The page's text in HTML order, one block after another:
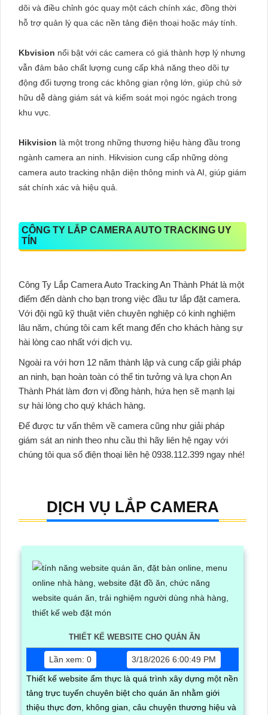
dõi và điều chỉnh góc quay một cách chính xác, đồng thời
hỗ trợ quản lý qua các nền tảng điện thoại hoặc máy tính.
Kbvision nổi bật với các camera có giá thành hợp lý nhưng
vẫn đảm bảo chất lượng cung cấp khả năng theo dõi tự
động đối tượng trong các không gian rộng lớn, giúp chủ sở
hữu dễ dàng giám sát và kiểm soát mọi ngóc ngách trong
khu vực.
Hikvision là một trong những thương hiệu hàng đầu trong
ngành camera an ninh. Hikvision cung cấp những dòng
camera auto tracking nhận diện thông minh và AI, giúp giám
sát chính xác và hiệu quả.
CÔNG TY LẮP CAMERA AUTO TRACKING UY
TÍN
Công Ty Lắp Camera Auto Tracking An Thành Phát là một
điểm đến dành cho bạn trong việc đầu tư lắp đặt camera.
Với đội ngũ kỹ thuật viên chuyên nghiệp có kinh nghiệm
lâu năm, chúng tôi cam kết mang đến cho khách hàng sự
hài lòng cao nhất với dịch vụ.
Ngoài ra với hơn 12 năm thành lập và cung cấp giải pháp
an ninh, bạn hoàn toàn có thể tin tưởng và lựa chọn An
Thành Phát làm đơn vị đồng hành, hứa hẹn sẽ mạnh lại
sự hài lòng cho quý khách hàng.
Để được tư vấn thêm về camera cũng như giải pháp
giám sát an ninh theo nhu cầu thì hãy liên hệ ngay với
chúng tôi qua số điện thoại liên hệ 0938.112.399 ngay nhé!
DỊCH VỤ LẮP CAMERA
THIẾT KẾ WEBSITE CHO QUÁN ĂN
Lần xem: 0
3/18/2026 6:00:49 PM
Thiết kế website ẩm thực là quá trình xây dựng một nền
tảng trực tuyến chuyên biệt cho quán ăn nhằm giới
thiệu thực đơn, không gian, câu chuyện thương hiệu và